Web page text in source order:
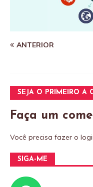
ANTERIOR
SEJA O PRIMEIRO A
Faça um
Você precisa fazer o
SIGA-ME